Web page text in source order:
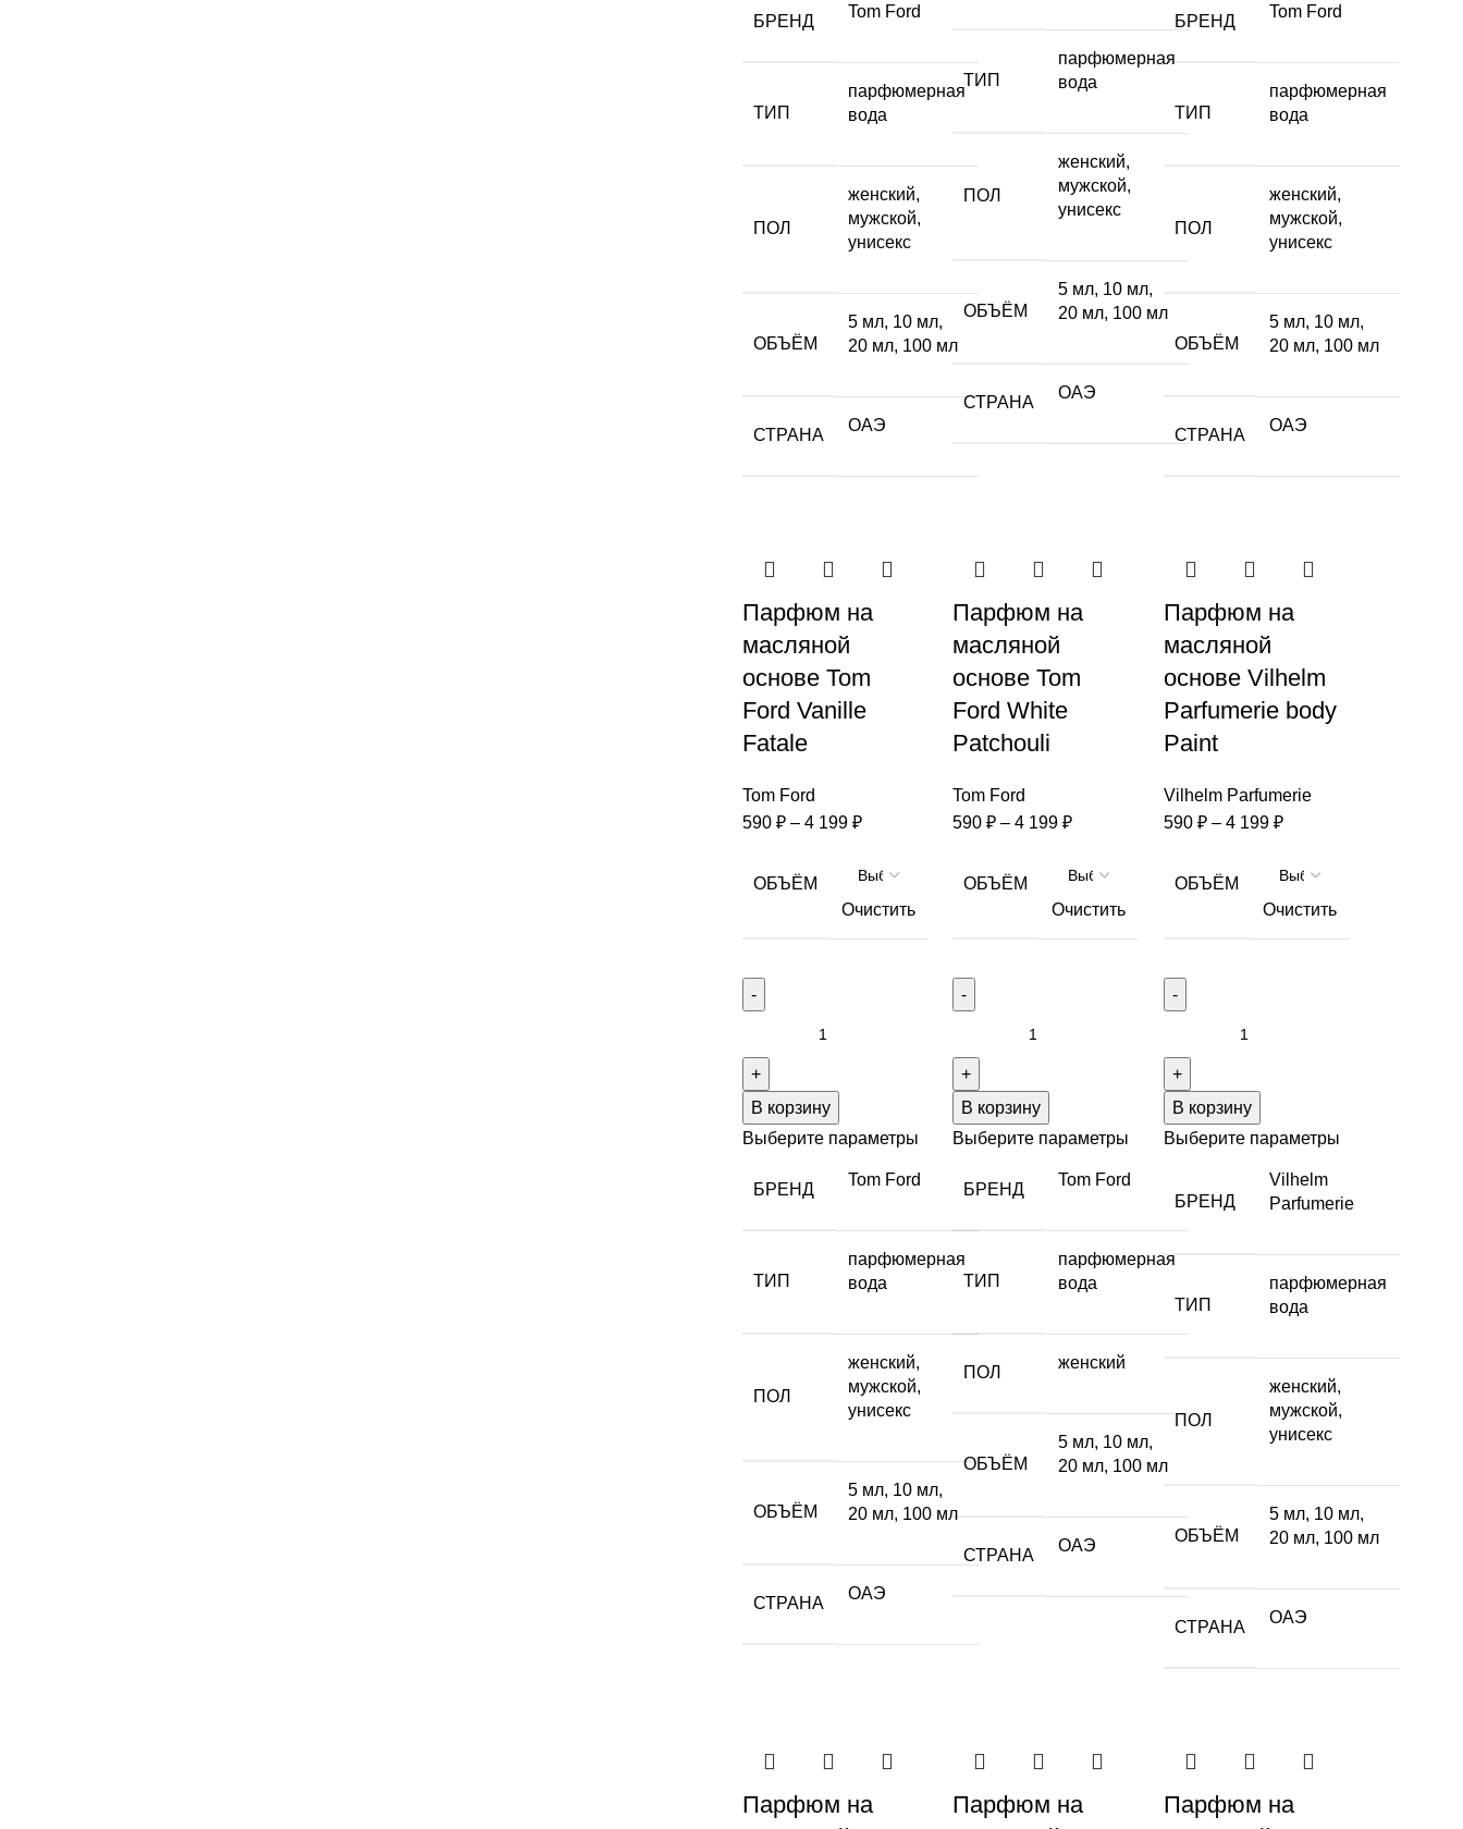
БРЕНД
Tom Ford
ТИП
парфюмерная
вода
ПОЛ
женский,
мужской,
унисекс
ОБЪЁМ
5 мл, 10 мл,
20 мл, 100 мл
СТРАНА
ОАЭ
ТИП
парфюмерная
вода
ПОЛ
женский,
мужской,
унисекс
ОБЪЁМ
5 мл, 10 мл,
20 мл, 100 мл
СТРАНА
ОАЭ
БРЕНД
Tom Ford
ТИП
парфюмерная
вода
ПОЛ
женский,
мужской,
унисекс
ОБЪЁМ
5 мл, 10 мл,
20 мл, 100 мл
СТРАНА
ОАЭ
Парфюм на
масляной
основе Tom
Ford Vanille
Fatale
Tom Ford
590 ₽ – 4 199 ₽
ОБЪЁМ
Очистить
В корзину
Выберите параметры
БРЕНД
Tom Ford
ТИП
парфюмерная
вода
ПОЛ
женский,
мужской,
унисекс
ОБЪЁМ
5 мл, 10 мл,
20 мл, 100 мл
СТРАНА
ОАЭ
Парфюм на
масляной
основе Tom
Ford White
Patchouli
Tom Ford
590₽ –4 199₽
ОБЪЁМ
Очистить
В корзину
Выберите параметры
БРЕНД
Tom Ford
ТИП
парфюмерная
вода
ПОЛ
женский
ОБЪЁМ
5 мл, 10 мл,
20 мл, 100 мл
СТРАНА
ОАЭ
Парфюм на
масляной
основе Vilhelm
Parfumerie body
Paint
Vilhelm Parfumerie
590 ₽– 4 199 ₽
ОБЪЁМ
Очистить
В корзину
Выберите параметры
БРЕНД
Vilhelm
Parfumerie
ТИП
парфюмерная
вода
ПОЛ
женский,
мужской,
унисекс
ОБЪЁМ
5 мл, 10 мл,
20 мл, 100 мл
СТРАНА
ОАЭ
Парфюм на
Парфюм на
Парфюм на